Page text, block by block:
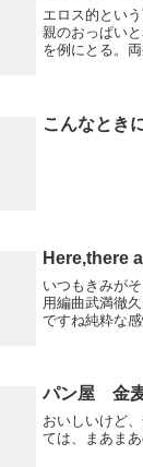
エロス的とい
親のおっぱい
を例にとる。
るようになっ
こんなとき
Here,there
いつもきみが
用編曲武満徹
ですね純粋な
パン屋 金
おいしいけど
ては、まあま